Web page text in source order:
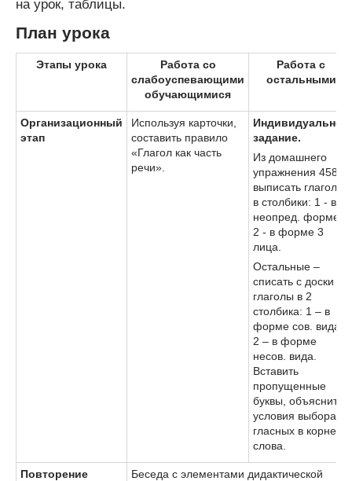
на урок, таблицы.
План урока
Этапы урока
Работа со
слабоуспевающими
обучающимися
Работа с
остальными
Организационный
этап
Используя карточки,
составить правило
«Глагол как часть
речи».
Индивидуальное
задание.
Из домашнего
упражнения 458
выписать глаголы
в столбики: 1 - в
неопред. форме;
2 - в форме 3
лица.
Остальные –
списать с доски
глаголы в 2
столбика: 1 – в
форме сов. вида,
2 – в форме
несов. вида.
Вставить
пропущенные
буквы, объяснить
условия выбора
гласных в корне
слова.
Повторение
Беседа с элементами дидактической